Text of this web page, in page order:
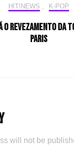
HIT!NEWS , K-POP
o revezamento da
Paris
will not be